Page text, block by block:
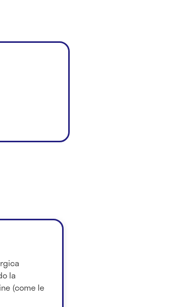
la
(come le